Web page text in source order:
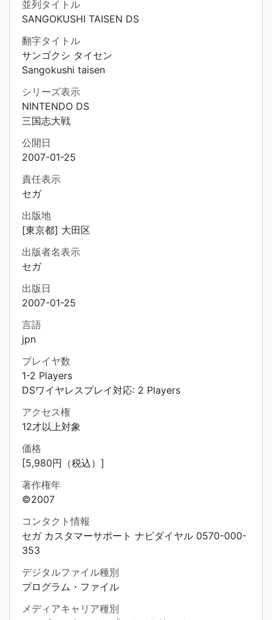
並列タイトル
SANGOKUSHI TAISEN DS
翻字タイトル
サンゴクシ タイセン
Sangokushi taisen
シリーズ表示
NINTENDO DS
三国志大戦
公開日
2007-01-25
責任表示
セガ
出版地
[東京都] 大田区
出版者名表示
セガ
出版日
2007-01-25
言語
jpn
プレイヤ数
1-2 Players
DSワイヤレスプレイ対応: 2 Players
アクセス権
12才以上対象
価格
[5,980円（税込）]
著作権年
©2007
コンタクト情報
セガ カスタマーサポート ナビダイヤル 0570-000-
353
デジタルファイル種別
プログラム・ファイル
メディアキャリア種別